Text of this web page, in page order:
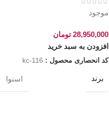
موجود
28,950,000 تومان
افزودن به سبد خرید
کد انحصاری محصول : kc-116
برند اسنوا